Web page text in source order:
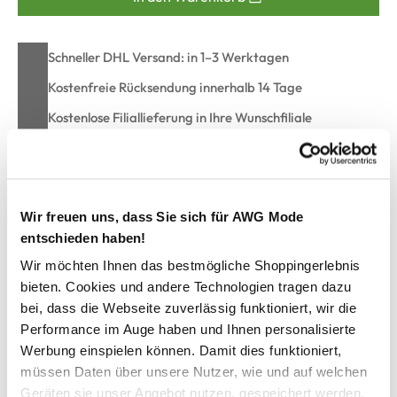
Wir freuen uns, dass Sie sich für AWG Mode
entschieden haben!
Wir möchten Ihnen das bestmögliche Shoppingerlebnis
bieten. Cookies und andere Technologien tragen dazu
bei, dass die Webseite zuverlässig funktioniert, wir die
Performance im Auge haben und Ihnen personalisierte
Werbung einspielen können. Damit dies funktioniert,
müssen Daten über unsere Nutzer, wie und auf welchen
Geräten sie unser Angebot nutzen, gespeichert werden.
Schneller DHL Versand: in 1–3 Werktagen
Kostenfreie Rücksendung innerhalb 14 Tage
Kostenlose Filiallieferung in Ihre Wunschfiliale
Herren Arbeitsjacke mit praktischen Details
funktionelle Jacke im Pilotenstil von Worker
heraustrennbares Innenfutter in Plüsch-Optik
abnehmbare Ärmel durch Reißverschluss
mit 2-Wege-Reißverschluss zu schließen
seitliche Eingrifftaschen und Reißverschlusstaschen mit